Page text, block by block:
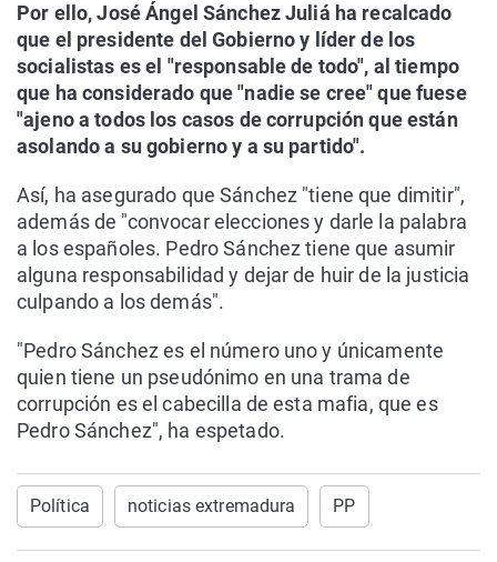
Por ello, José Ángel Sánchez Juliá ha recalcado
que el presidente del Gobierno y líder de los
socialistas es el "responsable de todo", al tiempo
que ha considerado que "nadie se cree" que fuese
"ajeno a todos los casos de corrupción que están
asolando a su gobierno y a su partido".
Así, ha asegurado que Sánchez "tiene que dimitir",
además de "convocar elecciones y darle la palabra
a los españoles. Pedro Sánchez tiene que asumir
alguna responsabilidad y dejar de huir de la justicia
culpando a los demás".
"Pedro Sánchez es el número uno y únicamente
quien tiene un pseudónimo en una trama de
corrupción es el cabecilla de esta mafia, que es
Pedro Sánchez", ha espetado.
Política noticias extremadura PP